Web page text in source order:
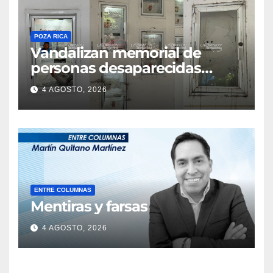
POZA RICA
Vandalizan memorial de
personas desaparecidas
sobre el bulevar Ruiz Cortines
4 AGOSTO, 2026
ENTRE COLUMNAS
Mentiras y farsas
4 AGOSTO, 2026